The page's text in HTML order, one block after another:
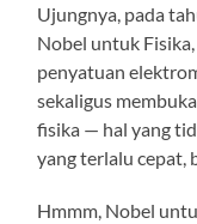
Ujungnya, pada
Nobel untuk
penyatuan
sekaligus
fisika — hal yang
yang terlalu cepat,
Hmmm, Nobel